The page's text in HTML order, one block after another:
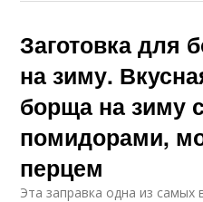
Заготовка для
на зиму.
борща на зиму
помидорами,
перцем
Эта заправка одна из самых